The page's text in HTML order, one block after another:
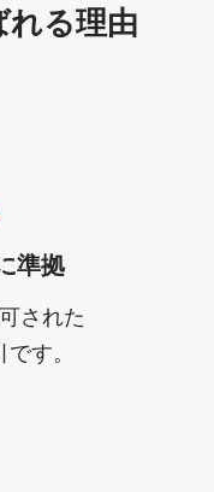
れる理由
準拠
された
す。